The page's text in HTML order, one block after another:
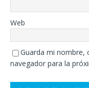
Web
Guarda mi nombre,
navegador para la